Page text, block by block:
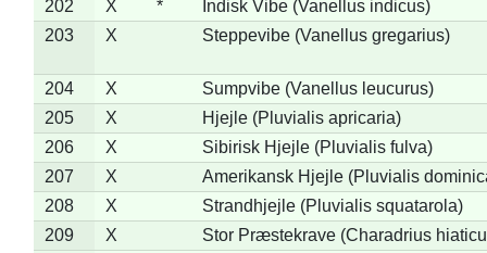
202 X *
Indisk Vibe (Vanellus indicus)
203
X Steppevibe (Vanellus gregarius)
204 X
Sumpvibe (Vanellus leucurus)
205
X
Hjejle (Pluvialis apricaria)
206
X
Sibirisk Hjejle (Pluvialis fulva)
207
X
Amerikansk Hjejle (Pluvialis
208
X
Strandhjejle (Pluvialis squatarola)
209
X
Stor Præstekrave (Charadrius